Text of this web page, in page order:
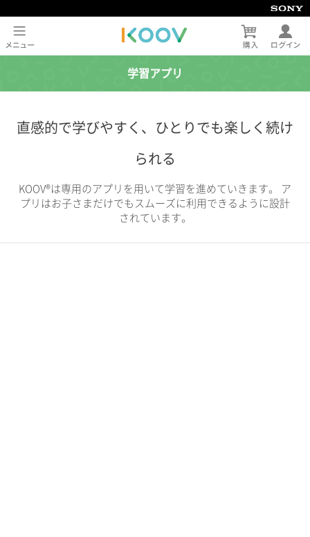
学習アプリ
直感的で学びやすく、ひとりでも楽しく続け
られる
KOOV®は専用のアプリを用いて学習を進めていきます。 ア
プリはお子さまだけでもスムーズに利用できるように設計
されています。